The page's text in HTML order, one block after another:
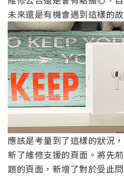
未來還是有機會遇到這樣的
應該是考量到了這樣的狀況
新了維修支援的頁面。將先
題的頁面，新增了對於受此